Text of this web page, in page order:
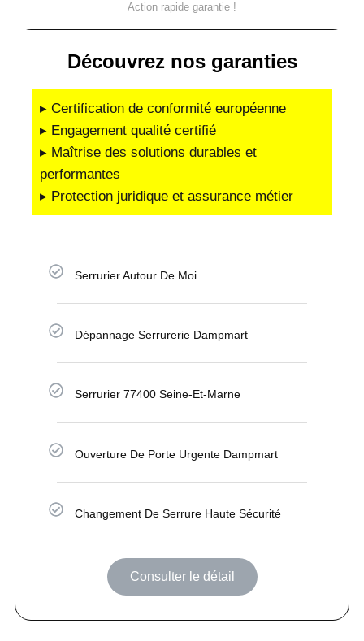
Action rapide garantie !
Découvrez nos garanties
▸ Certification de conformité européenne
▸ Engagement qualité certifié
▸ Maîtrise des solutions durables et
performantes
▸ Protection juridique et assurance métier
Serrurier Autour De Moi
Dépannage Serrurerie Dampmart
Serrurier 77400 Seine-Et-Marne
Ouverture De Porte Urgente Dampmart
Changement De Serrure Haute Sécurité
Consulter le détail